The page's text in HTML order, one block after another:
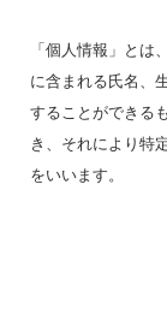
「個人情報」とは
に含まれる氏名、
することができる
き、それにより特
をいいます。